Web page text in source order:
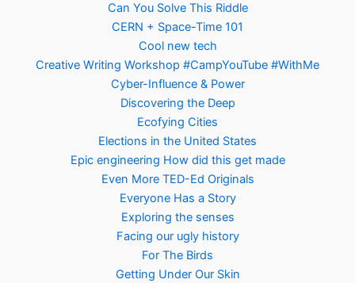
Can You Solve This Riddle
CERN + Space-Time 101
Cool new tech
Creative Writing Workshop #CampYouTube #WithMe
Cyber-Influence & Power
Discovering the Deep
Ecofying Cities
Elections in the United States
Epic engineering How did this get made
Even More TED-Ed Originals
Everyone Has a Story
Exploring the senses
Facing our ugly history
For The Birds
Getting Under Our Skin